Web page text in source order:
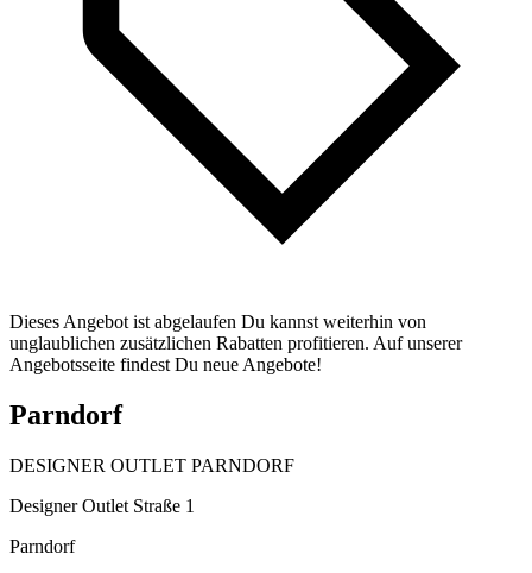
Dieses Angebot ist abgelaufen Du kannst weiterhin von
unglaublichen zusätzlichen Rabatten profitieren. Auf unserer
Angebotsseite findest Du neue Angebote!
Parndorf
DESIGNER OUTLET PARNDORF
Designer Outlet Straße 1
Parndorf